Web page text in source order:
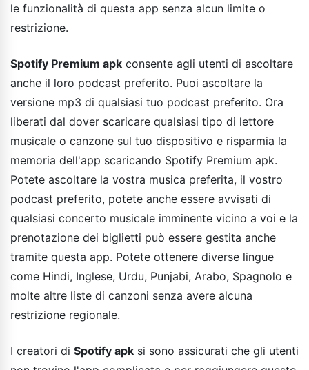
le funzionalità di questa app senza alcun limite o
restrizione.
Spotify Premium apk consente agli utenti di ascoltare
anche il loro podcast preferito. Puoi ascoltare la
versione mp3 di qualsiasi tuo podcast preferito. Ora
liberati dal dover scaricare qualsiasi tipo di lettore
musicale o canzone sul tuo dispositivo e risparmia la
memoria dell'app scaricando Spotify Premium apk.
Potete ascoltare la vostra musica preferita, il vostro
podcast preferito, potete anche essere avvisati di
qualsiasi concerto musicale imminente vicino a voi e la
prenotazione dei biglietti può essere gestita anche
tramite questa app. Potete ottenere diverse lingue
come Hindi, Inglese, Urdu, Punjabi, Arabo, Spagnolo e
molte altre liste di canzoni senza avere alcuna
restrizione regionale.
I creatori di Spotify apk si sono assicurati che gli utenti